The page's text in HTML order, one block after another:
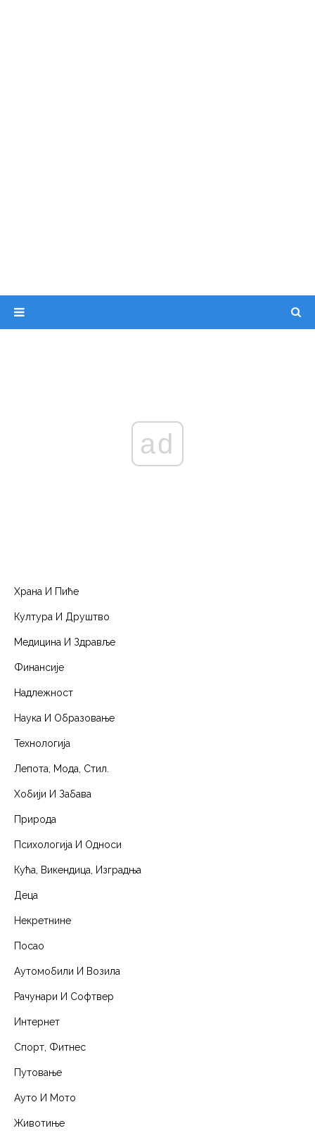
ad
Храна И Пиће
Култура И Друштво
Медицина И Здравље
Финансије
Надлежност
Наука И Образовање
Технологија
Лепота, Мода, Стил.
Хобији И Забава
Природа
Психологија И Односи
Кућа, Викендица, Изградња
Деца
Некретнине
Посао
Аутомобили И Возила
Рачунари И Софтвер
Интернет
Спорт, Фитнес
Путовање
Ауто И Мото
Животиње